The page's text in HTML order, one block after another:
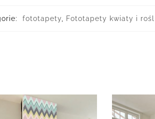
fototapety, Fototapety kwiaty i